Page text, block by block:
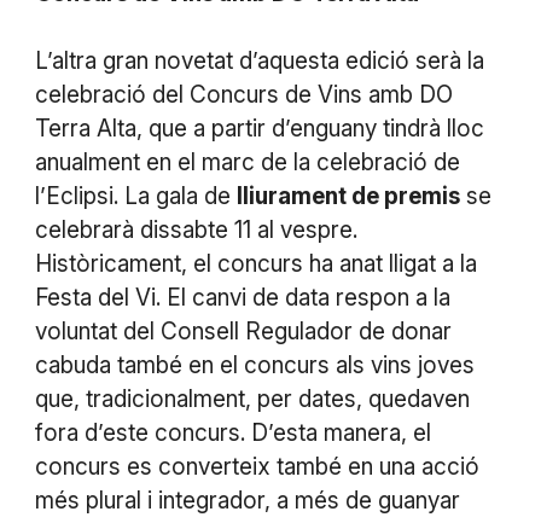
L’altra gran novetat d’aquesta edició serà la
celebració del Concurs de Vins amb DO
Terra Alta, que a partir d’enguany tindrà lloc
anualment en el marc de la celebració de
l’Eclipsi. La gala de
lliurament de premisse
celebrarà dissabte 11 al vespre.
Històricament, el concurs ha anat lligat a la
Festa del Vi. El canvi de data respon a la
voluntat del Consell Regulador de donar
cabuda també en el concurs als vins joves
que, tradicionalment, per dates, quedaven
fora d’este concurs. D’esta manera, el
concurs es converteix també en una acció
més plural i integrador, a més de guanyar